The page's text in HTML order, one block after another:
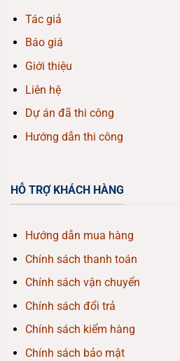
Tác giả
Báo giá
Giới thiệu
Liên hệ
Dự án đã thi công
Hướng dẫn thi công
HỖ TRỢ KHÁCH HÀNG
Hướng dẫn mua hàng
Chính sách thanh toán
Chính sách vận chuyển
Chính sách đổi trả
Chính sách kiểm hàng
Chính sách bảo mật